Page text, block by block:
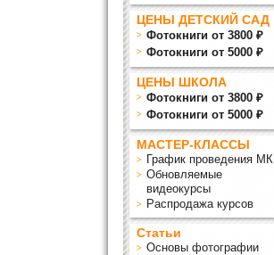
ЦЕНЫ ДЕТСКИЙ САД
Фотокниги от 3800 ₽
Фотокниги от 5000 ₽
ЦЕНЫ ШКОЛА
Фотокниги от 3800 ₽
Фотокниги от 5000 ₽
МАСТЕР-КЛАССЫ
График проведения МК
Обновляемые
видеокурсы
Распродажа курсов
Статьи
Основы фотографии